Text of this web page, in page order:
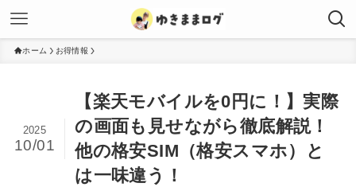
ホーム お得情報
【楽天モバイルを0円に！】実際
の画面も見せながら徹底解説！
他の格安SIM（格安スマホ）と
は一味違う！
2025
10/01